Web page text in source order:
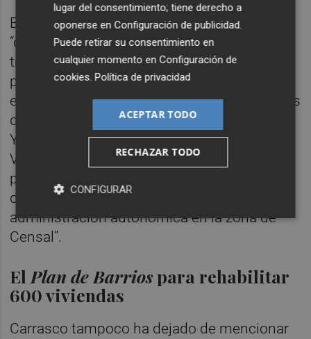
Begoña Carrasco ha recordado también que
“desde el Gobierno de la ciudad se está
tramitando la disposición del suelo para
permitir la construcción de 3.800 viviendas
en diferentes zonas de nuestra ciudad, de las
que más del 40% son de protección pública.
Y hemos ido de la mano de la Generalitat
Valenciana, cediendo dos parcelas que
permitirán la construcción de 123 viviendas
de protección pública por parte de la
administración autonómica en la zona de
Censal”.
El Plan de Barriospara rehabilitar
600 viviendas
Carrasco tampoco ha dejado de mencionar
lugar del consentimiento; tiene derecho a
oponerse enConfiguración de publicidad
Puede retirar su consentimiento en
cualquier momento enConfiguración de
cookies .Política de privacidad
ACEPTAR TODO
RECHAZAR TODO
CONFIGURAR